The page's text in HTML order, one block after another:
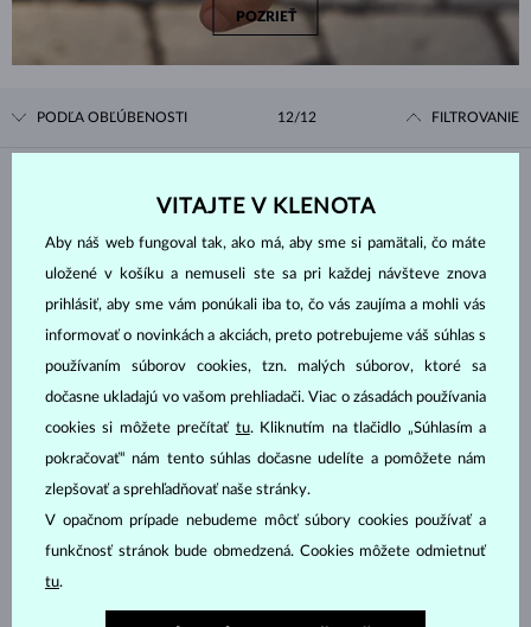
POZRIEŤ
PODĽA OBĽÚBENOSTI 12/12 FILTROVANIE
BIELE ZLATO ŽLTÉ ZLATO
Drahokam
Cena
VITAJTE V KLENOTA
Aby náš web fungoval tak, ako má, aby sme si pamätali, čo máte
uložené v košíku a nemuseli ste sa pri každej návšteve znova
prihlásiť, aby sme vám ponúkali iba to, čo vás zaujíma a mohli vás
informovať o novinkách a akciách, preto potrebujeme váš súhlas s
používaním súborov cookies, tzn. malých súborov, ktoré sa
dočasne ukladajú vo vašom prehliadači. Viac o zásadách používania
cookies si môžete prečítať tu. Kliknutím na tlačidlo „Súhlasím a
pokračovať“ nám tento súhlas dočasne udelíte a pomôžete nám
zlepšovať a sprehľadňovať naše stránky.
V opačnom prípade nebudeme môcť súbory cookies používať a
funkčnosť stránok bude obmedzená. Cookies môžete odmietnuť
tu.